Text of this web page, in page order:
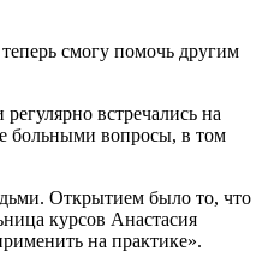
смогу помочь другим
встречались на
больными вопросы, в том
Открытием было то, что
курсов Анастасия
на практике».